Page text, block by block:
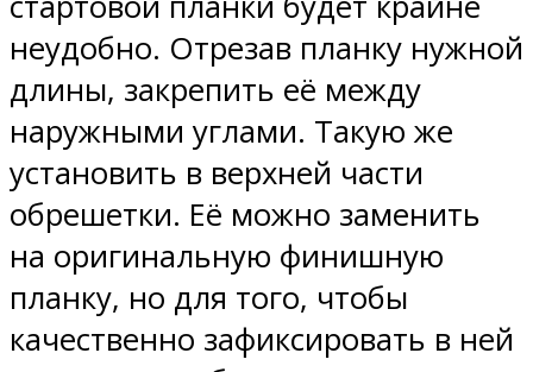
неудобно. Отрезав планку нужной
длины, закрепить её между
наружными углами. Такую же
установить в верхней части
обрешетки. Её можно заменить
на оригинальную финишную
планку, но для того, чтобы
качественно зафиксировать в ней